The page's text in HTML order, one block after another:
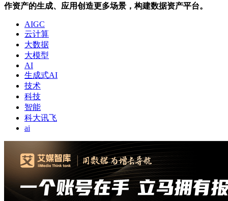
作资产的生成、应用创造更多场景，构建数据资产平台。
AIGC
云计算
大数据
大模型
AI
生成式AI
技术
科技
智能
科大讯飞
ai